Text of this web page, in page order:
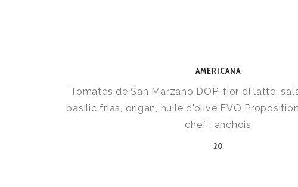
AMERICANA
Tomates de San Marzano DOP, fior di latte,
basilic frias, origan, huile d'olive EVO
chef : anchois
20